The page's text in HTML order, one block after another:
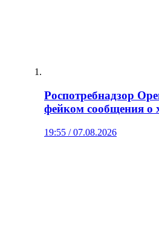
Роспотребнадзор
фейком сообщения о
19:55 / 07.08.2026